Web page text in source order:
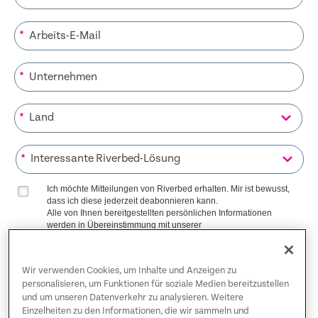
*
*
*
*
Ich möchte Mitteilungen von Riverbed erhalten. Mir ist bewusst,
dass ich diese jederzeit deabonnieren kann.
Alle von Ihnen bereitgestellten persönlichen Informationen
werden in Übereinstimmung mit unserer
AUF DIE LISTE KOMMEN
Wir verwenden Cookies, um Inhalte und Anzeigen zu
personalisieren, um Funktionen für soziale Medien bereitzustellen
und um unseren Datenverkehr zu analysieren. Weitere
Einzelheiten zu den Informationen, die wir sammeln und